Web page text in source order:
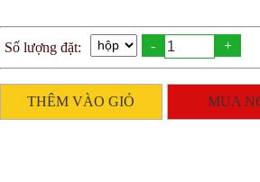
Số lượng đặt: - +
THÊM VÀO GIỎ MUA